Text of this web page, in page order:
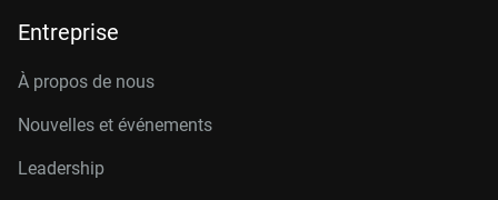
Entreprise
À propos de nous
Nouvelles et événements
Leadership